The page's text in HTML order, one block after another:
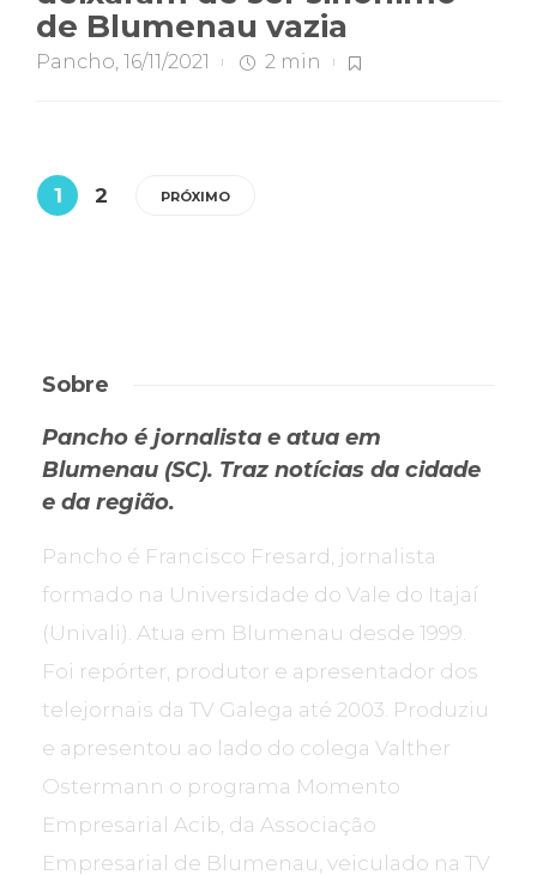
de Blumenau vazia
Pancho, 16/11/2021 2 min
1 2 PRÓXIMO
Sobre
Pancho é jornalista e atua em
Blumenau (SC). Traz notícias da cidade
e da região.
Pancho é Francisco Fresard, jornalista
formado na Universidade do Vale do Itajaí
(Univali). Atua em Blumenau desde 1999.
Foi repórter, produtor e apresentador dos
telejornais da TV Galega até 2003. Produziu
e apresentou ao lado do colega Valther
Ostermann o programa Momento
Empresarial Acib, da Associação
Empresarial de Blumenau, veiculado na TV